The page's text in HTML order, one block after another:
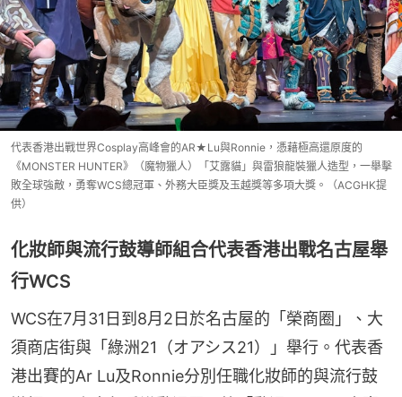
代表香港出戰世界Cosplay高峰會的AR★Lu與Ronnie，憑藉極高還原度的
《MONSTER HUNTER》（魔物獵人）「艾露貓」與雷狼龍裝獵人造型，一舉擊
敗全球強敵，勇奪WCS總冠軍、外務大臣獎及玉越獎等多項大獎。（ACGHK提
供）
化妝師與流行鼓導師組合代表香港出戰名古屋舉
行WCS
WCS在7月31日到8月2日於名古屋的「榮商圈」、大
須商店街與「綠洲21（オアシス21）」舉行。代表香
港出賽的Ar Lu及Ronnie分別任職化妝師的與流行鼓